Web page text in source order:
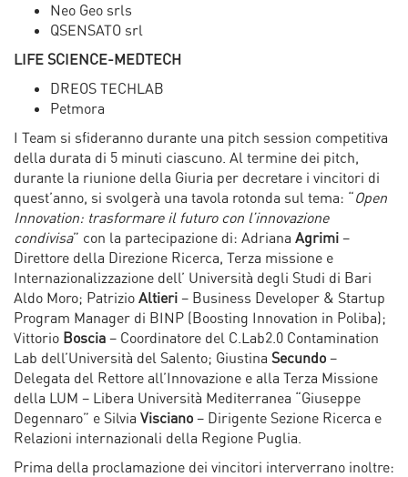
Neo Geo srls
QSENSATO srl
LIFE SCIENCE-MEDTECH
DREOS TECHLAB
Petmora
I Team si sfideranno durante una pitch session competitiva
della durata di 5 minuti ciascuno. Al termine dei pitch,
durante la riunione della Giuria per decretare i vincitori di
quest’anno, si svolgerà una tavola rotonda sul tema: “Open
Innovation: trasformare il futuro con l’innovazione
condivisa” con la partecipazione di: Adriana Agrimi –
Direttore della Direzione Ricerca, Terza missione e
Internazionalizzazione dell’ Università degli Studi di Bari
Aldo Moro; Patrizio Altieri – Business Developer & Startup
Program Manager di BINP (Boosting Innovation in Poliba);
Vittorio Boscia – Coordinatore del C.Lab2.0 Contamination
Lab dell’Università del Salento; Giustina Secundo –
Delegata del Rettore all’Innovazione e alla Terza Missione
della LUM – Libera Università Mediterranea “Giuseppe
Degennaro” e Silvia Visciano – Dirigente Sezione Ricerca e
Relazioni internazionali della Regione Puglia.
Prima della proclamazione dei vincitori interverrano inoltre: